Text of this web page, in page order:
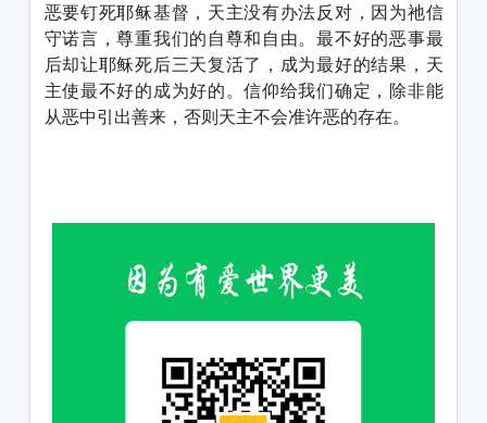
恶要钉死耶稣基督，天主没有办法反对，因为祂信
守诺言，尊重我们的自尊和自由。最不好的恶事最
后却让耶稣死后三天复活了，成为最好的结果，天
主使最不好的成为好的。信仰给我们确定，除非能
从恶中引出善来，否则天主不会准许恶的存在。